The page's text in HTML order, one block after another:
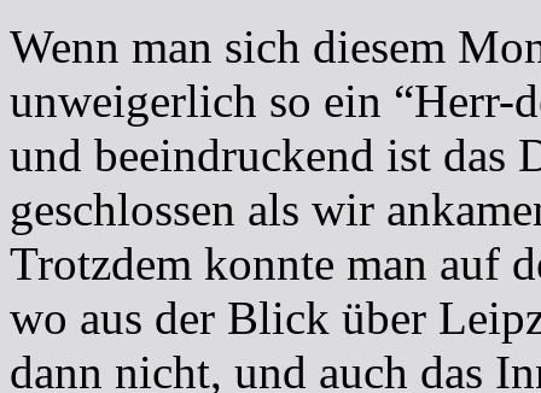
Wenn man sich diesem
unweigerlich so ein “Herr-
und beeindruckend ist das
geschlossen als wir
Trotzdem konnte man auf
wo aus der Blick über
dann nicht, und auch das